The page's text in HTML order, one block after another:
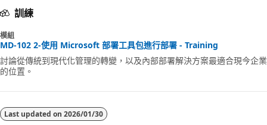
訓練
模組
MD-102 2-使用 Microsoft 部署工具包進行部署 - Training
討論從傳統到現代化管理的轉變，以及內部部署解決方案最適合現今企業
的位置。
Last updated on 2026/01/30